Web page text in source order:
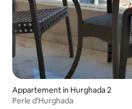
Appartement in Hurghada 2
Perle d'Hurghada